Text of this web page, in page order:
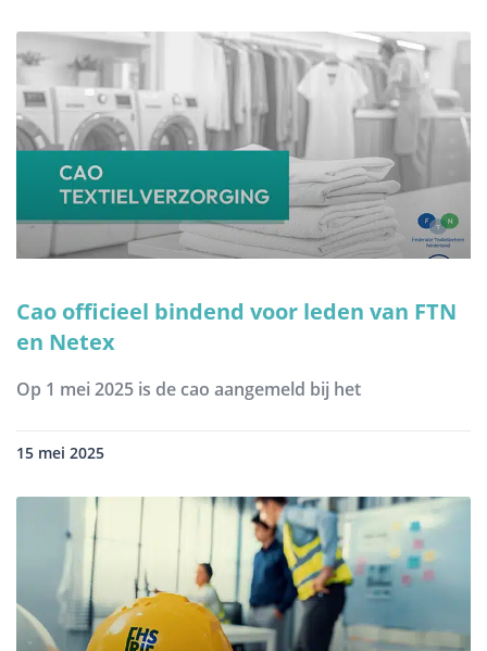
Cao officieel bindend voor leden van FTN
en Netex
Op 1 mei 2025 is de cao aangemeld bij het
15 mei 2025